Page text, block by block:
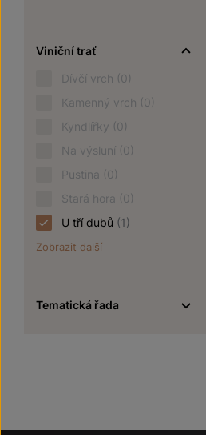
Viniční trať
Dívčí vrch (0)
Kamenný vrch (0)
Kyndlířky (0)
Na výsluní (0)
Pustina (0)
Stará hora (0)
U tří dubů (1)
Zobrazit další
Tematická řada